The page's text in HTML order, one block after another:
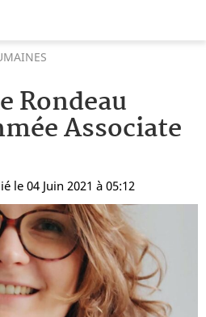
Rondeau
Associate
le 04 Juin 2021 à 05:12